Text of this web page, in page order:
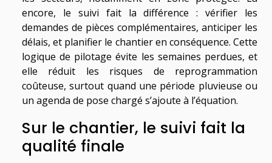
encore, le suivi fait la différence : vérifier les
demandes de pièces complémentaires, anticiper les
délais, et planifier le chantier en conséquence. Cette
logique de pilotage évite les semaines perdues, et
elle réduit les risques de reprogrammation
coûteuse, surtout quand une période pluvieuse ou
un agenda de pose chargé s’ajoute à l’équation.
Sur le chantier, le suivi fait la
qualité finale